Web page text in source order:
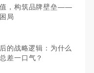
值，构筑品牌壁垒——
局
的战略逻辑：为什么
差一口气？